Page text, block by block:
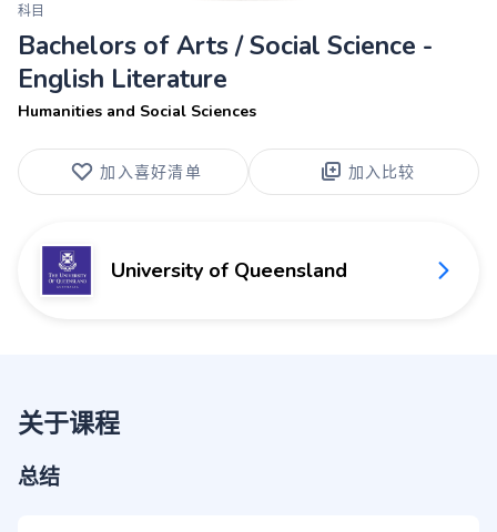
科目
Bachelors of Arts / Social Science -
English Literature
Humanities and Social Sciences
加入喜好清单 加入比较
University of Queensland
关于课程
总结